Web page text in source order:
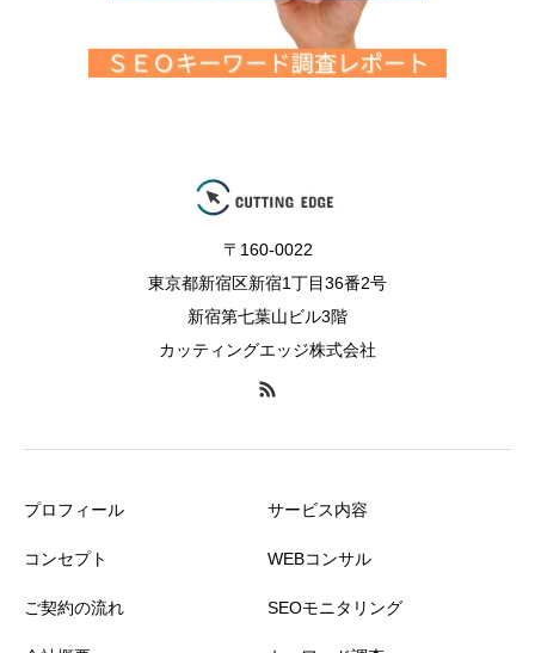
〒160-0022
東京都新宿区新宿1丁目36番2号
新宿第七葉山ビル3階
カッティングエッジ株式会社
プロフィール
コンセプト
ご契約の流れ
サービス内容
WEBコンサル
SEOモニタリング